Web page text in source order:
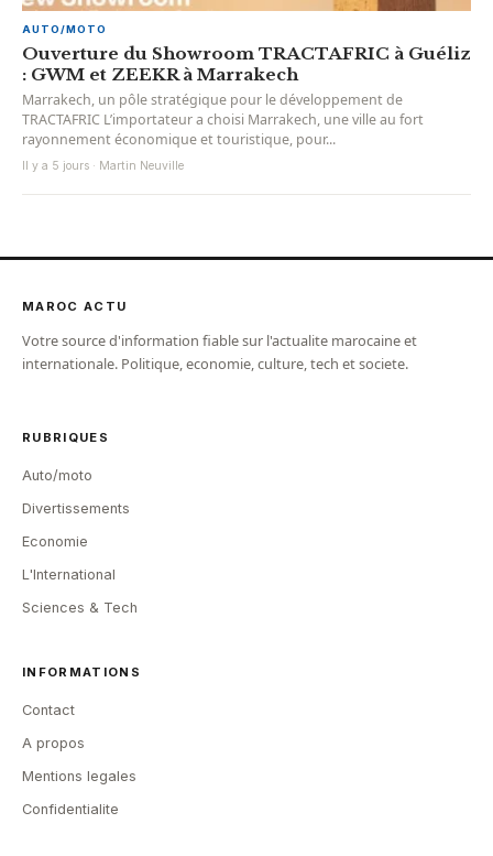
AUTO/MOTO
Ouverture du Showroom TRACTAFRIC à Guéliz
: GWM et ZEEKR à Marrakech
Marrakech, un pôle stratégique pour le développement de
TRACTAFRIC L’importateur a choisi Marrakech, une ville au fort
rayonnement économique et touristique, pour...
Il y a 5 jours · Martin Neuville
MAROC ACTU
Votre source d'information fiable sur l'actualite marocaine et
internationale. Politique, economie, culture, tech et societe.
RUBRIQUES
Auto/moto
Divertissements
Economie
L'International
Sciences & Tech
INFORMATIONS
Contact
A propos
Mentions legales
Confidentialite